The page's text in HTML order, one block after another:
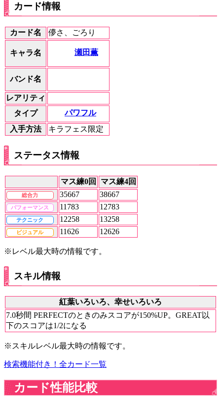
カード情報
カード名 儚さ、ごろり
キャラ名 瀬田薫
バンド名
レアリティ
タイプ
パワフル
入手方法
キラフェス限定
ステータス情報
マス練0回 マス練4回
総合力 35667 38667
パフォーマンス 11783 12783
テクニック 12258 13258
ビジュアル 11626 12626
※レベル最大時の情報です。
スキル情報
紅葉いろいろ、幸せいろいろ
7.0秒間 PERFECTのときのみスコアが150%UP。GREAT以
下のスコアは1/2になる
※スキルレベル最大時の情報です。
検索機能付き！全カード一覧
カード性能比較